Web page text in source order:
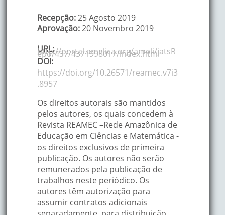
Recepção:25 Agosto 2019
Aprovação:20 Novembro 2019
URL:
http://portal.amelica.org/ameli/jatsR
epo/437/4371998017/index.html
DOI:
https://doi.org/10.26571/reamec.v7i3
.8957
Os direitos autorais são mantidos
pelos autores, os quais concedem à
Revista REAMEC –Rede Amazônica de
Educação em Ciências e Matemática -
os direitos exclusivos de primeira
publicação. Os autores não serão
remunerados pela publicação de
trabalhos neste periódico. Os
autores têm autorização para
assumir contratos adicionais